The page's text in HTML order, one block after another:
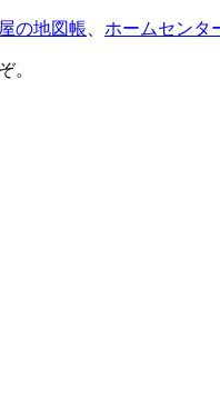
の地図帳 ホームセンタ
。